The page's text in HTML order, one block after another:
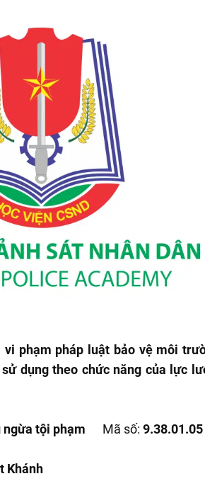
vi phạm pháp luật bảo vệ môi
dụng theo chức năng của lực
ngừa tội phạm Mã số: 9.38.01.05
Khánh